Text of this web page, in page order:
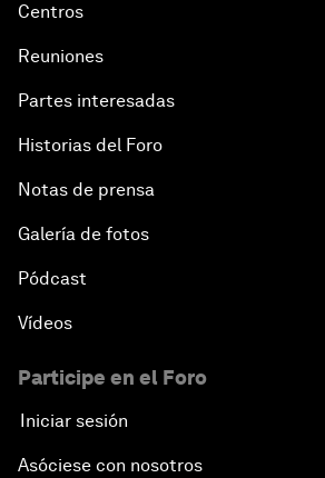
Centros
Reuniones
Partes interesadas
Historias del Foro
Notas de prensa
Galería de fotos
Pódcast
Vídeos
Participe en el Foro
Iniciar sesión
Asóciese con nosotros